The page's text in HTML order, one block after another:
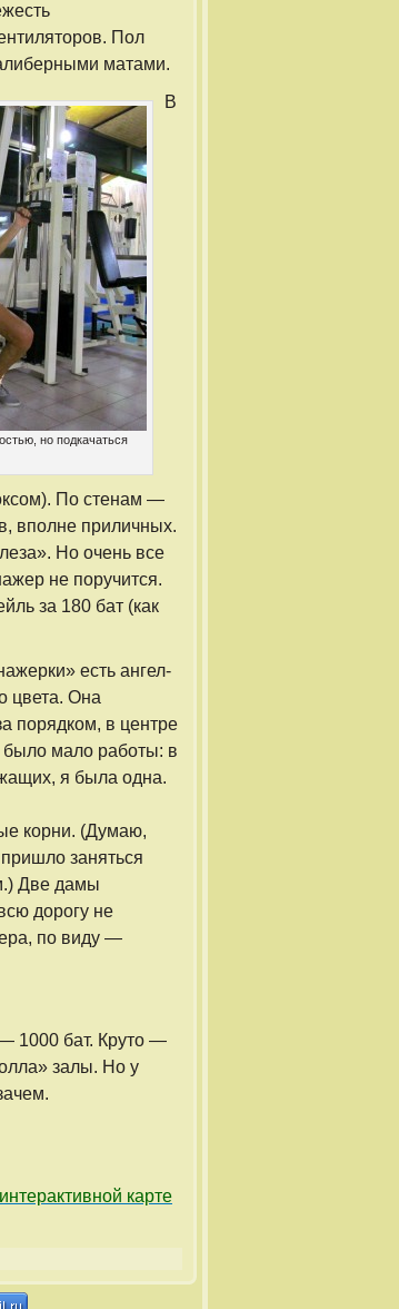
Пол
матами.
но подкачаться
В
По стенам —
вполне приличных.
Но очень все
не поручится.
за 180 бат (как
есть ангел-
цвета. Она
порядком, в центре
было мало работы: в
я была одна.
корни. (Думаю,
заняться
Две дамы
дорогу не
по виду —
1000 бат. Круто —
залы. Но у
карте